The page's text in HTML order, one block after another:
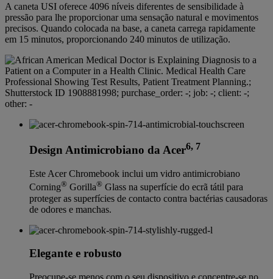
A caneta USI oferece 4096 níveis diferentes de sensibilidade à
pressão para lhe proporcionar uma sensação natural e movimentos
precisos. Quando colocada na base, a caneta carrega rapidamente
em 15 minutos, proporcionando 240 minutos de utilização.
Design Antimicrobiano da Acer6, 7
Este Acer Chromebook inclui um vidro antimicrobiano
Corning® Gorilla® Glass na superfície do ecrã tátil para
proteger as superfícies de contacto contra bactérias causadoras
de odores e manchas.
Elegante e robusto
Preocupe-se menos com o seu dispositivo e concentre-se no